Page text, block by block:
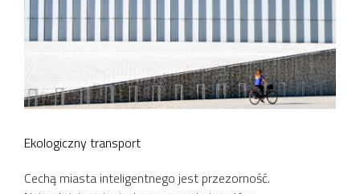
Ekologiczny transport
Cechą miasta inteligentnego jest przezorność.